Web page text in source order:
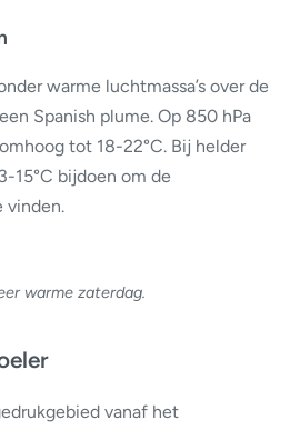
warme luchtmassa’s over de
Spanish plume. Op 850 hPa
tot 18-22°C. Bij helder
15°C bijdoen om de
vinden.
warme zaterdag.
vanaf het